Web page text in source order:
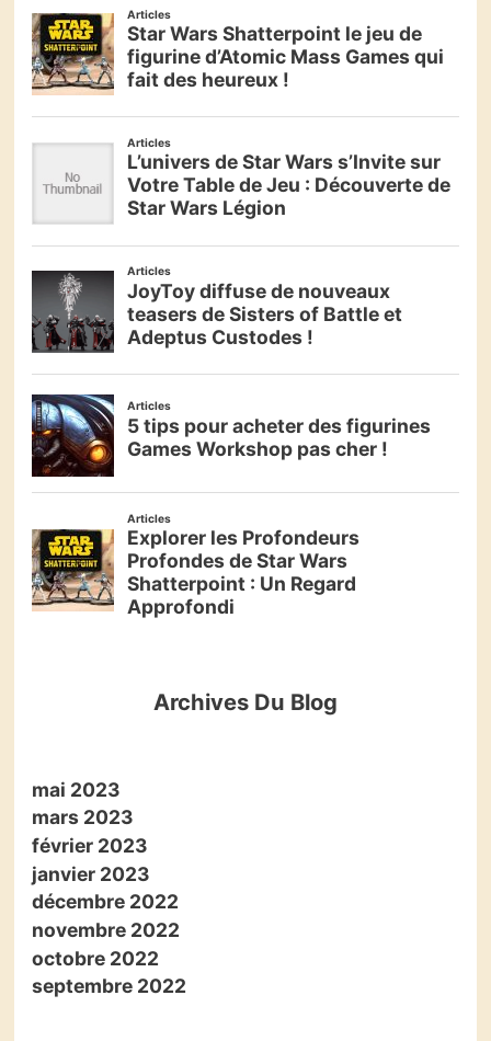
Archives Du Blog
mai 2023
mars 2023
février 2023
janvier 2023
décembre 2022
novembre 2022
octobre 2022
septembre 2022